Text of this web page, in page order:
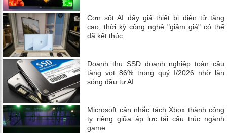
Cơn sốt AI đẩy giá thiết bị điện tử tăng
cao, thời kỳ công nghệ "giảm giá" có thể
đã kết thúc
Doanh thu SSD doanh nghiệp toàn cầu
tăng vọt 86% trong quý I/2026 nhờ làn
sóng đầu tư AI
Microsoft cân nhắc tách Xbox thành công
ty riêng giữa áp lực tái cấu trúc ngành
game